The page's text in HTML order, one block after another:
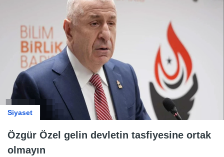
Siyaset
Özgür Özel gelin devletin tasfiyesine ortak
olmayın